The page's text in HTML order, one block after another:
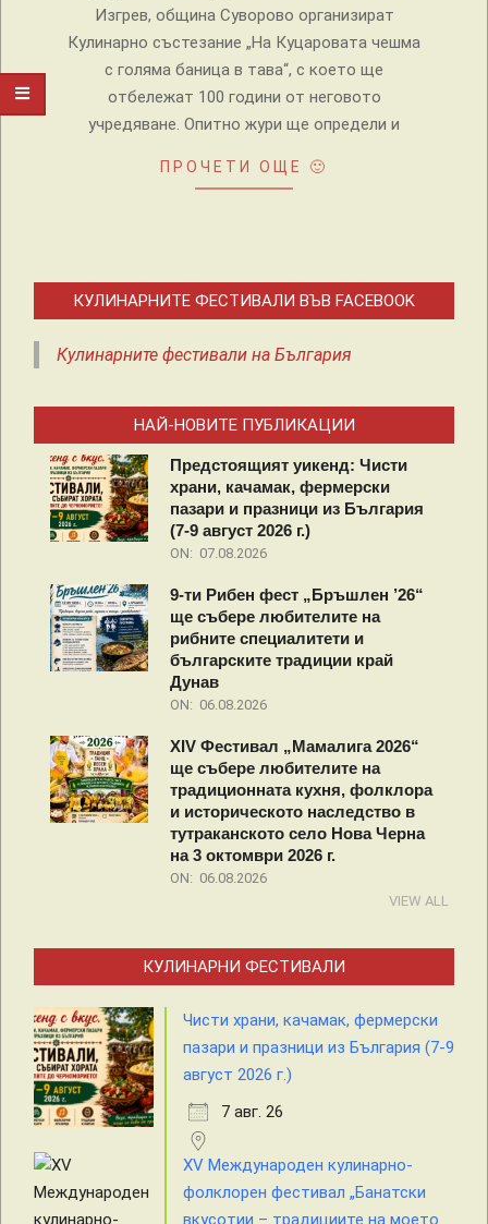
Изгрев, община Суворово организират
Кулинарно състезание „На Куцаровата чешма
с голяма баница в тава“, с което ще
отбележат 100 години от неговото
учредяване. Опитно жури ще определи и
ПРОЧЕТИ ОЩЕ 🙂
КУЛИНАРНИТЕ ФЕСТИВАЛИ ВЪВ FACEBOOK
Кулинарните фестивали на България
НАЙ-НОВИТЕ ПУБЛИКАЦИИ
Предстоящият уикенд: Чисти
храни, качамак, фермерски
пазари и празници из България
(7-9 август 2026 г.)
ON: 07.08.2026
9-ти Рибен фест „Бръшлен ’26“
ще събере любителите на
рибните специалитети и
българските традиции край
Дунав
ON: 06.08.2026
XIV Фестивал „Мамалига 2026“
ще събере любителите на
традиционната кухня, фолклора
и историческото наследство в
тутраканското село Нова Черна
на 3 октомври 2026 г.
ON: 06.08.2026
VIEW ALL
КУЛИНАРНИ ФЕСТИВАЛИ
Чисти храни, качамак, фермерски
пазари и празници из България (7-9
август 2026 г.)
7 авг. 26
XV Международен кулинарно-
фолклорен фестивал „Банатски
вкусотии – традициите на моето